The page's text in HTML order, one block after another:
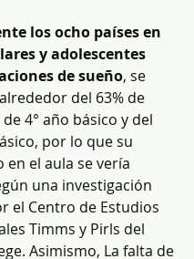
los ocho países en
y adolescentes
de sueño, se
del 63% de
4° año básico y del
por lo que su
el aula se vería
una investigación
el Centro de Estudios
Timms y Pirls del
Asimismo, La falta de